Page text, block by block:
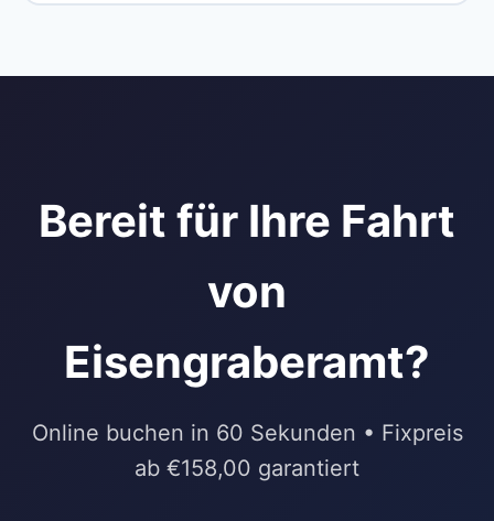
Bereit für Ihre Fahrt
von
Eisengraberamt?
Online buchen in 60 Sekunden • Fixpreis
ab €158,00 garantiert